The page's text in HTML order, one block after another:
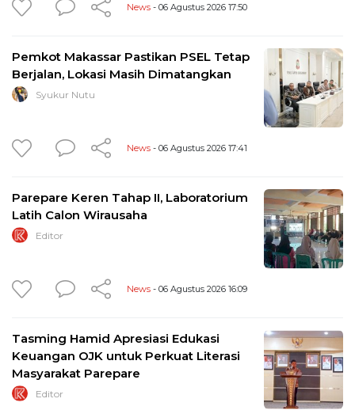
News - 06 Agustus 2026 17:50
Pemkot Makassar Pastikan PSEL Tetap
Berjalan, Lokasi Masih Dimatangkan
Syukur Nutu
News - 06 Agustus 2026 17:41
Parepare Keren Tahap II, Laboratorium
Latih Calon Wirausaha
Editor
News - 06 Agustus 2026 16:09
Tasming Hamid Apresiasi Edukasi
Keuangan OJK untuk Perkuat Literasi
Masyarakat Parepare
Editor